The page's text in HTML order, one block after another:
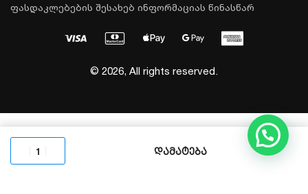
ფასდაკლებების შესახებ ინფორმაციას წინასწარ
© 2026, All rights reserved.
დამატება